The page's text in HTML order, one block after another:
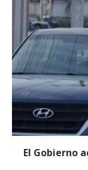
El Gobierno